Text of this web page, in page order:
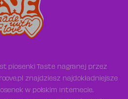
piosenki Taste nagranej przez
znajdziesz najdokładniejsze
w polskim Internecie.